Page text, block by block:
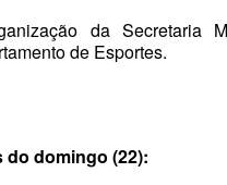
da Secretaria
de Esportes.
domingo (22):